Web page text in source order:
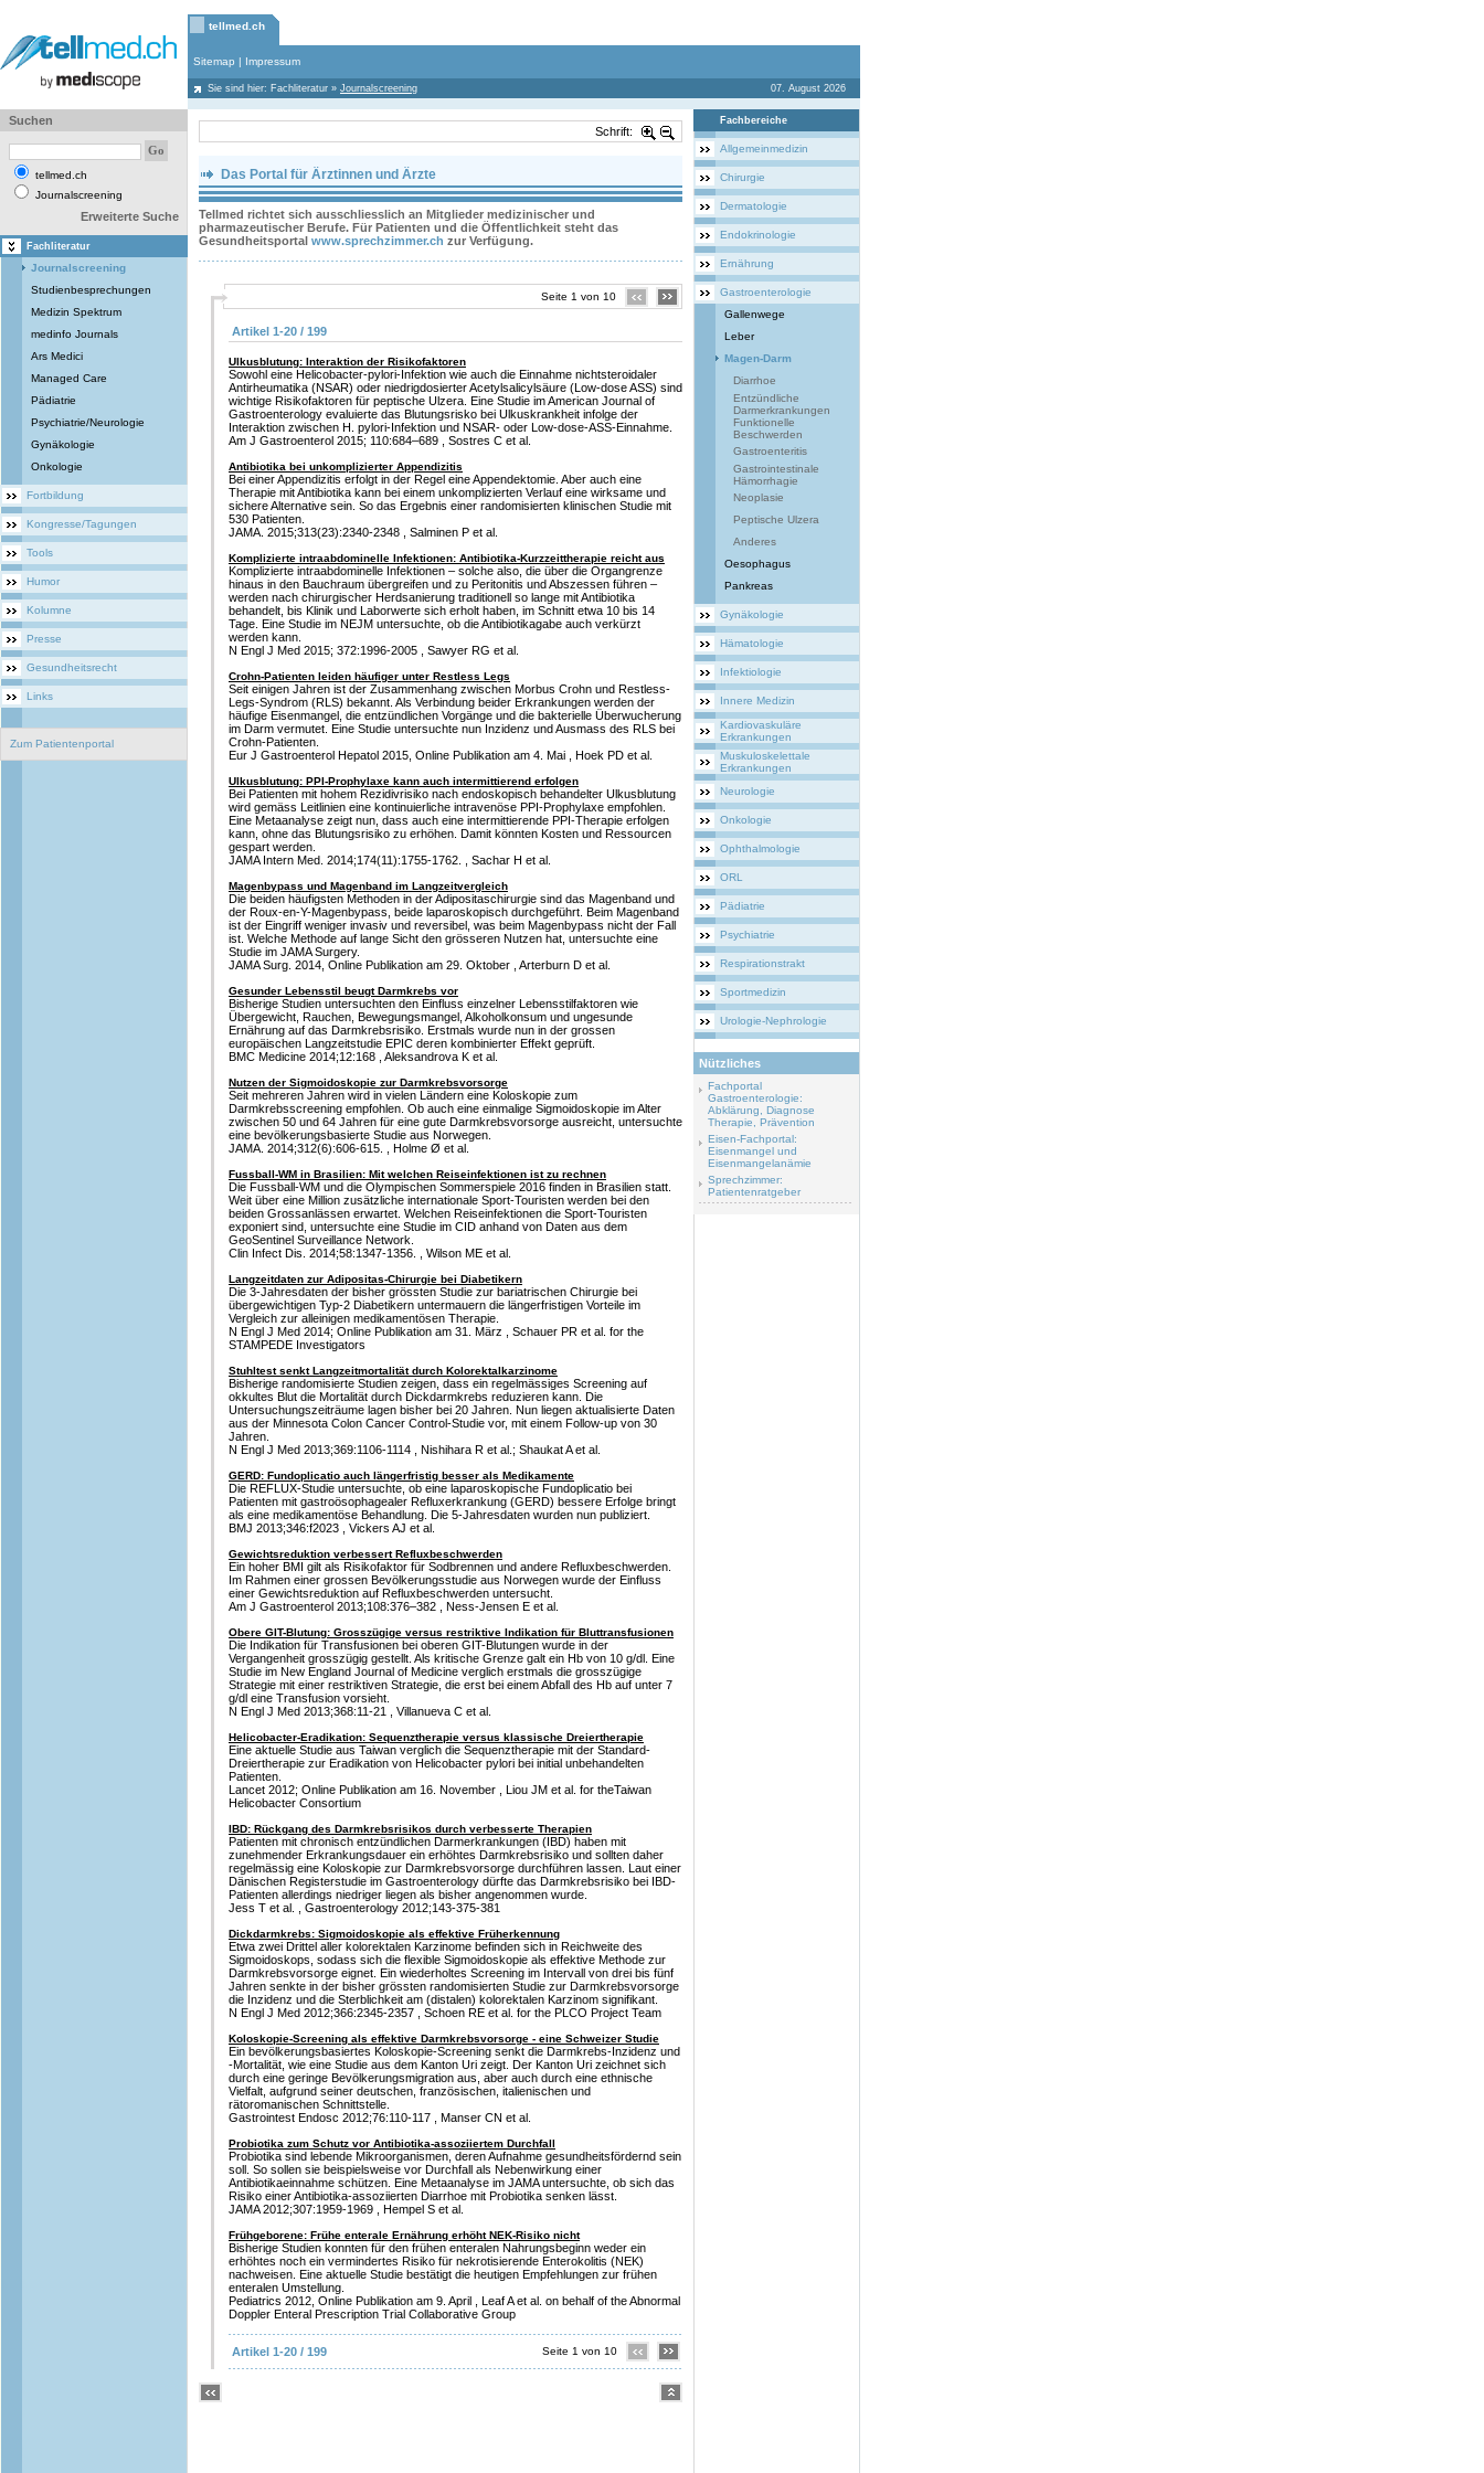
tellmed.ch
Sitemap | Impressum
Sie sind hier: Fachliteratur » Journalscreening 07. August 2026
Suchen
tellmed.ch
Journalscreening
Erweiterte Suche
Fachliteratur
Journalscreening
Studienbesprechungen
Medizin Spektrum
medinfo Journals
Ars Medici
Managed Care
Pädiatrie
Psychiatrie/Neurologie
Gynäkologie
Onkologie
Fortbildung
Kongresse/Tagungen
Tools
Humor
Kolumne
Presse
Gesundheitsrecht
Links
Zum Patientenportal
Schrift:
Das Portal für Ärztinnen und Ärzte
Tellmed richtet sich ausschliesslich an Mitglieder medizinischer und
pharmazeutischer Berufe. Für Patienten und die Öffentlichkeit steht das
Gesundheitsportal www.sprechzimmer.ch zur Verfügung.
Seite 1 von 10
Artikel 1-20 / 199
Ulkusblutung: Interaktion der Risikofaktoren
Sowohl eine Helicobacter-pylori-Infektion wie auch die Einnahme nichtsteroidaler
Antirheumatika (NSAR) oder niedrigdosierter Acetylsalicylsäure (Low-dose ASS) sind
wichtige Risikofaktoren für peptische Ulzera. Eine Studie im American Journal of
Gastroenterology evaluierte das Blutungsrisko bei Ulkuskrankheit infolge der
Interaktion zwischen H. pylori-Infektion und NSAR- oder Low-dose-ASS-Einnahme.
Am J Gastroenterol 2015; 110:684–689 , Sostres C et al.
Antibiotika bei unkomplizierter Appendizitis
Bei einer Appendizitis erfolgt in der Regel eine Appendektomie. Aber auch eine
Therapie mit Antibiotika kann bei einem unkomplizierten Verlauf eine wirksame und
sichere Alternative sein. So das Ergebnis einer randomisierten klinischen Studie mit
530 Patienten.
JAMA. 2015;313(23):2340-2348 , Salminen P et al.
Komplizierte intraabdominelle Infektionen: Antibiotika-Kurzzeittherapie reicht aus
Komplizierte intraabdominelle Infektionen – solche also, die über die Organgrenze
hinaus in den Bauchraum übergreifen und zu Peritonitis und Abszessen führen –
werden nach chirurgischer Herdsanierung traditionell so lange mit Antibiotika
behandelt, bis Klinik und Laborwerte sich erholt haben, im Schnitt etwa 10 bis 14
Tage. Eine Studie im NEJM untersuchte, ob die Antibiotikagabe auch verkürzt
werden kann.
N Engl J Med 2015; 372:1996-2005 , Sawyer RG et al.
Crohn-Patienten leiden häufiger unter Restless Legs
Seit einigen Jahren ist der Zusammenhang zwischen Morbus Crohn und Restless-
Legs-Syndrom (RLS) bekannt. Als Verbindung beider Erkrankungen werden der
häufige Eisenmangel, die entzündlichen Vorgänge und die bakterielle Überwucherung
im Darm vermutet. Eine Studie untersuchte nun Inzidenz und Ausmass des RLS bei
Crohn-Patienten.
Eur J Gastroenterol Hepatol 2015, Online Publikation am 4. Mai , Hoek PD et al.
Ulkusblutung: PPI-Prophylaxe kann auch intermittierend erfolgen
Bei Patienten mit hohem Rezidivrisiko nach endoskopisch behandelter Ulkusblutung
wird gemäss Leitlinien eine kontinuierliche intravenöse PPI-Prophylaxe empfohlen.
Eine Metaanalyse zeigt nun, dass auch eine intermittierende PPI-Therapie erfolgen
kann, ohne das Blutungsrisiko zu erhöhen. Damit könnten Kosten und Ressourcen
gespart werden.
JAMA Intern Med. 2014;174(11):1755-1762. , Sachar H et al.
Magenbypass und Magenband im Langzeitvergleich
Die beiden häufigsten Methoden in der Adipositaschirurgie sind das Magenband und
der Roux-en-Y-Magenbypass, beide laparoskopisch durchgeführt. Beim Magenband
ist der Eingriff weniger invasiv und reversibel, was beim Magenbypass nicht der Fall
ist. Welche Methode auf lange Sicht den grösseren Nutzen hat, untersuchte eine
Studie im JAMA Surgery.
JAMA Surg. 2014, Online Publikation am 29. Oktober , Arterburn D et al.
Gesunder Lebensstil beugt Darmkrebs vor
Bisherige Studien untersuchten den Einfluss einzelner Lebensstilfaktoren wie
Übergewicht, Rauchen, Bewegungsmangel, Alkoholkonsum und ungesunde
Ernährung auf das Darmkrebsrisiko. Erstmals wurde nun in der grossen
europäischen Langzeitstudie EPIC deren kombinierter Effekt geprüft.
BMC Medicine 2014;12:168 , Aleksandrova K et al.
Nutzen der Sigmoidoskopie zur Darmkrebsvorsorge
Seit mehreren Jahren wird in vielen Ländern eine Koloskopie zum
Darmkrebsscreening empfohlen. Ob auch eine einmalige Sigmoidoskopie im Alter
zwischen 50 und 64 Jahren für eine gute Darmkrebsvorsorge ausreicht, untersuchte
eine bevölkerungsbasierte Studie aus Norwegen.
JAMA. 2014;312(6):606-615. , Holme Ø et al.
Fussball-WM in Brasilien: Mit welchen Reiseinfektionen ist zu rechnen
Die Fussball-WM und die Olympischen Sommerspiele 2016 finden in Brasilien statt.
Weit über eine Million zusätzliche internationale Sport-Touristen werden bei den
beiden Grossanlässen erwartet. Welchen Reiseinfektionen die Sport-Touristen
exponiert sind, untersuchte eine Studie im CID anhand von Daten aus dem
GeoSentinel Surveillance Network.
Clin Infect Dis. 2014;58:1347-1356. , Wilson ME et al.
Langzeitdaten zur Adipositas-Chirurgie bei Diabetikern
Die 3-Jahresdaten der bisher grössten Studie zur bariatrischen Chirurgie bei
übergewichtigen Typ-2 Diabetikern untermauern die längerfristigen Vorteile im
Vergleich zur alleinigen medikamentösen Therapie.
N Engl J Med 2014; Online Publikation am 31. März , Schauer PR et al. for the
STAMPEDE Investigators
Stuhltest senkt Langzeitmortalität durch Kolorektalkarzinome
Bisherige randomisierte Studien zeigen, dass ein regelmässiges Screening auf
okkultes Blut die Mortalität durch Dickdarmkrebs reduzieren kann. Die
Untersuchungszeiträume lagen bisher bei 20 Jahren. Nun liegen aktualisierte Daten
aus der Minnesota Colon Cancer Control-Studie vor, mit einem Follow-up von 30
Jahren.
N Engl J Med 2013;369:1106-1114 , Nishihara R et al.; Shaukat A et al.
GERD: Fundoplicatio auch längerfristig besser als Medikamente
Die REFLUX-Studie untersuchte, ob eine laparoskopische Fundoplicatio bei
Patienten mit gastroösophagealer Refluxerkrankung (GERD) bessere Erfolge bringt
als eine medikamentöse Behandlung. Die 5-Jahresdaten wurden nun publiziert.
BMJ 2013;346:f2023 , Vickers AJ et al.
Gewichtsreduktion verbessert Refluxbeschwerden
Ein hoher BMI gilt als Risikofaktor für Sodbrennen und andere Refluxbeschwerden.
Im Rahmen einer grossen Bevölkerungsstudie aus Norwegen wurde der Einfluss
einer Gewichtsreduktion auf Refluxbeschwerden untersucht.
Am J Gastroenterol 2013;108:376–382 , Ness-Jensen E et al.
Obere GIT-Blutung: Grosszügige versus restriktive Indikation für Bluttransfusionen
Die Indikation für Transfusionen bei oberen GIT-Blutungen wurde in der
Vergangenheit grosszügig gestellt. Als kritische Grenze galt ein Hb von 10 g/dl. Eine
Studie im New England Journal of Medicine verglich erstmals die grosszügige
Strategie mit einer restriktiven Strategie, die erst bei einem Abfall des Hb auf unter 7
g/dl eine Transfusion vorsieht.
N Engl J Med 2013;368:11-21 , Villanueva C et al.
Helicobacter-Eradikation: Sequenztherapie versus klassische Dreiertherapie
Eine aktuelle Studie aus Taiwan verglich die Sequenztherapie mit der Standard-
Dreiertherapie zur Eradikation von Helicobacter pylori bei initial unbehandelten
Patienten.
Lancet 2012; Online Publikation am 16. November , Liou JM et al. for theTaiwan
Helicobacter Consortium
IBD: Rückgang des Darmkrebsrisikos durch verbesserte Therapien
Patienten mit chronisch entzündlichen Darmerkrankungen (IBD) haben mit
zunehmender Erkrankungsdauer ein erhöhtes Darmkrebsrisiko und sollten daher
regelmässig eine Koloskopie zur Darmkrebsvorsorge durchführen lassen. Laut einer
Dänischen Registerstudie im Gastroenterology dürfte das Darmkrebsrisiko bei IBD-
Patienten allerdings niedriger liegen als bisher angenommen wurde.
Jess T et al. , Gastroenterology 2012;143-375-381
Dickdarmkrebs: Sigmoidoskopie als effektive Früherkennung
Etwa zwei Drittel aller kolorektalen Karzinome befinden sich in Reichweite des
Sigmoidoskops, sodass sich die flexible Sigmoidoskopie als effektive Methode zur
Darmkrebsvorsorge eignet. Ein wiederholtes Screening im Intervall von drei bis fünf
Jahren senkte in der bisher grössten randomisierten Studie zur Darmkrebsvorsorge
die Inzidenz und die Sterblichkeit am (distalen) kolorektalen Karzinom signifikant.
N Engl J Med 2012;366:2345-2357 , Schoen RE et al. for the PLCO Project Team
Koloskopie-Screening als effektive Darmkrebsvorsorge - eine Schweizer Studie
Ein bevölkerungsbasiertes Koloskopie-Screening senkt die Darmkrebs-Inzidenz und
-Mortalität, wie eine Studie aus dem Kanton Uri zeigt. Der Kanton Uri zeichnet sich
durch eine geringe Bevölkerungsmigration aus, aber auch durch eine ethnische
Vielfalt, aufgrund seiner deutschen, französischen, italienischen und
rätoromanischen Schnittstelle.
Gastrointest Endosc 2012;76:110-117 , Manser CN et al.
Probiotika zum Schutz vor Antibiotika-assoziiertem Durchfall
Probiotika sind lebende Mikroorganismen, deren Aufnahme gesundheitsfördernd sein
soll. So sollen sie beispielsweise vor Durchfall als Nebenwirkung einer
Antibiotikaeinnahme schützen. Eine Metaanalyse im JAMA untersuchte, ob sich das
Risiko einer Antibiotika-assoziierten Diarrhoe mit Probiotika senken lässt.
JAMA 2012;307:1959-1969 , Hempel S et al.
Frühgeborene: Frühe enterale Ernährung erhöht NEK-Risiko nicht
Bisherige Studien konnten für den frühen enteralen Nahrungsbeginn weder ein
erhöhtes noch ein vermindertes Risiko für nekrotisierende Enterokolitis (NEK)
nachweisen. Eine aktuelle Studie bestätigt die heutigen Empfehlungen zur frühen
enteralen Umstellung.
Pediatrics 2012, Online Publikation am 9. April , Leaf A et al. on behalf of the Abnormal
Doppler Enteral Prescription Trial Collaborative Group
Artikel 1-20 / 199 Seite 1 von 10
Fachbereiche
Allgemeinmedizin
Chirurgie
Dermatologie
Endokrinologie
Ernährung
Gastroenterologie
Gallenwege
Leber
Magen-Darm
Diarrhoe
Entzündliche
Darmerkrankungen
Funktionelle
Beschwerden
Gastroenteritis
Gastrointestinale
Hämorrhagie
Neoplasie
Peptische Ulzera
Anderes
Oesophagus
Pankreas
Gynäkologie
Hämatologie
Infektiologie
Innere Medizin
Kardiovaskuläre
Erkrankungen
Muskuloskelettale
Erkrankungen
Neurologie
Onkologie
Ophthalmologie
ORL
Pädiatrie
Psychiatrie
Respirationstrakt
Sportmedizin
Urologie-Nephrologie
Nützliches
Fachportal
Gastroenterologie:
Abklärung, Diagnose
Therapie, Prävention
Eisen-Fachportal:
Eisenmangel und
Eisenmangelanämie
Sprechzimmer:
Patientenratgeber